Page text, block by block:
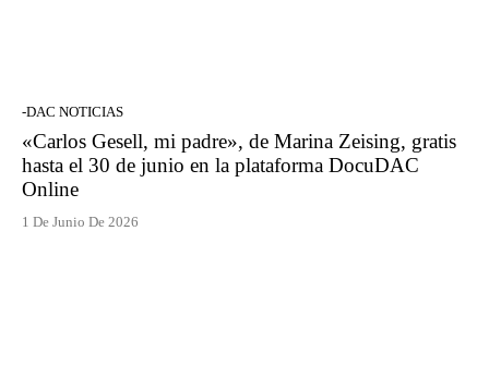
-DAC NOTICIAS
«Carlos Gesell, mi padre», de Marina Zeising, gratis
hasta el 30 de junio en la plataforma DocuDAC
Online
1 De Junio De 2026